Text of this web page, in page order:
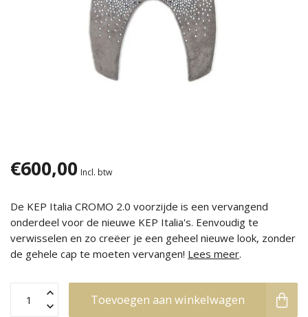
€600,00 Incl. btw
De KEP Italia CROMO 2.0 voorzijde is een vervangend
onderdeel voor de nieuwe KEP Italia's. Eenvoudig te
verwisselen en zo creëer je een geheel nieuwe look, zonder
de gehele cap te moeten vervangen! Lees meer.
Toevoegen aan winkelwagen